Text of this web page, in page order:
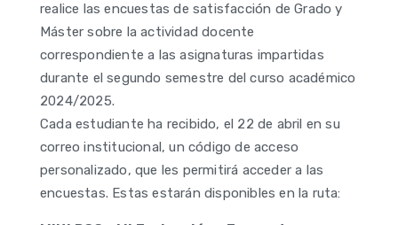
realice las encuestas de satisfacción de Grado y
Máster sobre la actividad docente
correspondiente a las asignaturas impartidas
durante el segundo semestre del curso académico
2024/2025.
Cada estudiante ha recibido, el 22 de abril en su
correo institucional, un código de acceso
personalizado, que les permitirá acceder a las
encuestas. Estas estarán disponibles en la ruta: